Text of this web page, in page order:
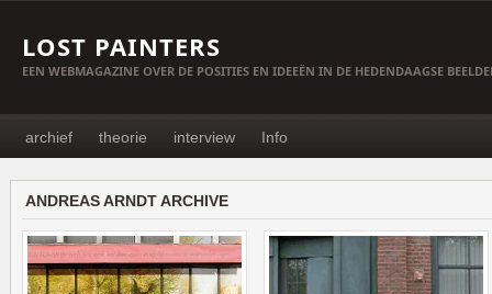
LOST PAINTERS
EEN WEBMAGAZINE OVER DE POSITIES EN IDEEËN IN DE HEDENDAAGSE
archief theorie interview Info
ANDREAS ARNDT ARCHIVE